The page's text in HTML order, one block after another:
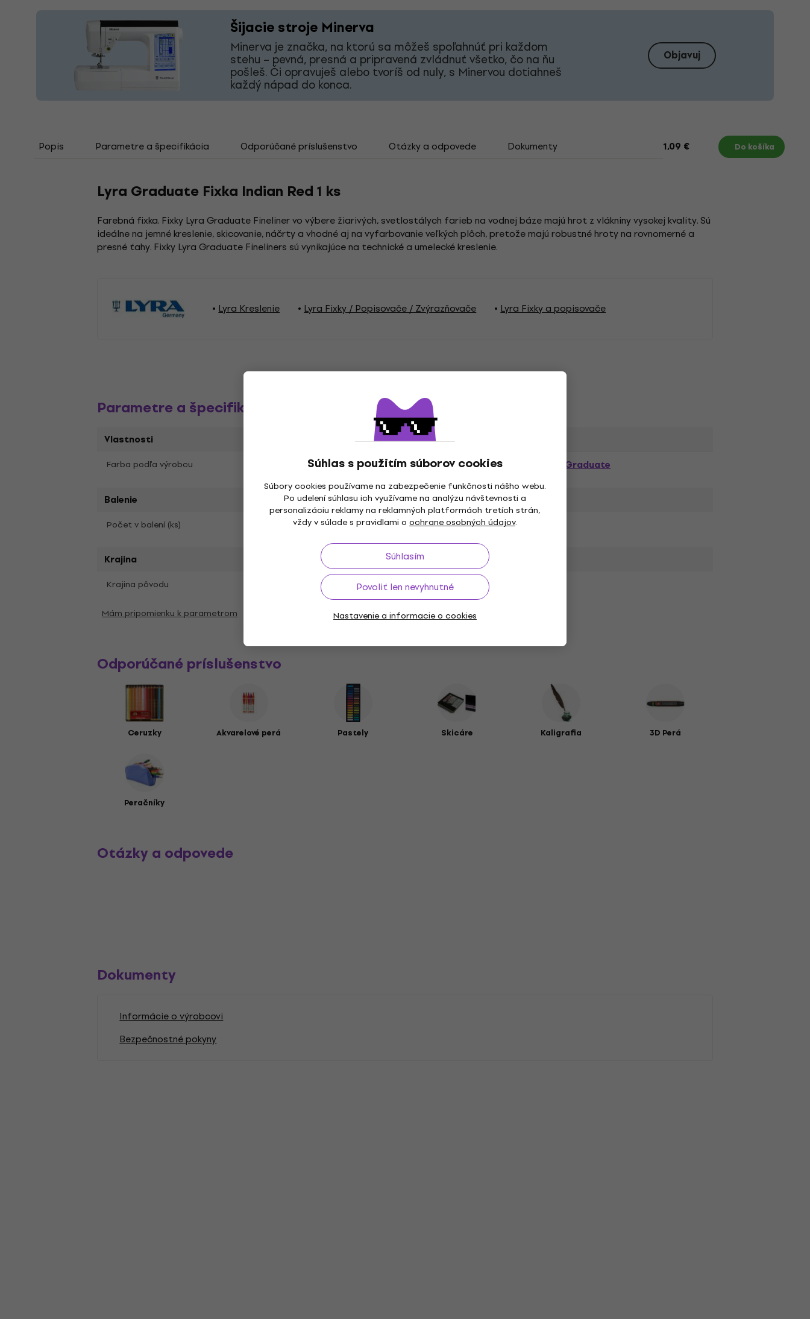
Súhlas s použitím súborov cookies
Súbory cookies používame na zabezpečenie funkčnosti nášho webu.
Po udelení súhlasu ich využívame na analýzu návštevnosti a
personalizáciu reklamy na reklamných platformách tretích strán,
vždy v súlade s pravidlami o ochrane osobných údajov.
Súhlasím
Povoliť len nevyhnutné
Nastavenie a informacie o cookies
Šijacie stroje Minerva
Minerva je značka, na ktorú sa môžeš spoľahnúť pri každom
stehu – pevná, presná a pripravená zvládnuť všetko, čo na ňu
pošleš. Či opravuješ alebo tvoríš od nuly, s Minervou dotiahneš
každý nápad do konca.
Objavuj
Popis Parametre a špecifikácia Odporúčané príslušenstvo Otázky a odpovede Dokumenty 1,09 € Do košíka
Lyra Graduate Fixka Indian Red 1 ks
Farebná fixka. Fixky Lyra Graduate Fineliner vo výbere žiarivých, svetlostálych farieb na vodnej báze majú hrot z vlákniny vysokej kvality. Sú
ideálne na jemné kreslenie, skicovanie, náčrty a vhodné aj na vyfarbovanie veľkých plôch, pretože majú robustné hroty na rovnomerné a
presné ťahy. Fixky Lyra Graduate Fineliners sú vynikajúce na technické a umelecké kreslenie.
Lyra Kreslenie Lyra Fixky / Popisovače / Zvýrazňovače Lyra Fixky a popisovače
Parametre a špecifikácia
Vlastnosti
Farba podľa výrobcu Séria Graduate
Balenie
Počet v balení (ks)
Krajina
Krajina pôvodu
Mám pripomienku k parametrom
Odporúčané príslušenstvo
Ceruzky Akvarelové perá Pastely Skicáre Kaligrafia 3D Perá
Peračníky
Otázky a odpovede
Dokumenty
Informácie o výrobcovi
Bezpečnostné pokyny